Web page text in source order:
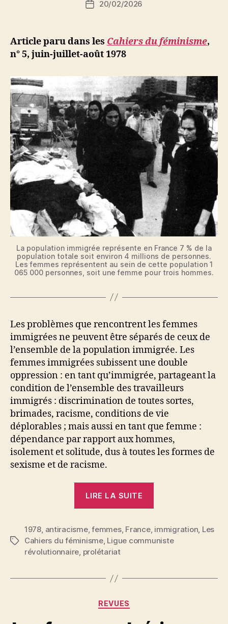
N
ji
Date20/02/2026
Article paru dans les Cahiers du féminisme,
n° 5, juin-juillet-août 1978
La population immigrée représente en France 7 % de la
population totale soit environ 4 millions de personnes.
Les femmes représentent au sein de cette population 1
065 000 personnes, soit une femme pour trois hommes.
Les problèmes que rencontrent les femmes
immigrées ne peuvent être séparés de ceux de
l’ensemble de la population immigrée. Les
femmes immigrées subissent une double
oppression : en tant qu’immigrée, partageant la
condition de l’ensemble des travailleurs
immigrés : discrimination de toutes sortes,
brimades, racisme, conditions de vie
déplorables ; mais aussi en tant que femme :
dépendance par rapport aux hommes,
isolement et solitude, dus à toutes les formes de
sexisme et de racisme.
LIRE LA SUITE
Étiquettes
1978, antiracisme,femmes, France, immigration, Les
Cahiers du féminisme, Ligue communiste
révolutionnaire, prolétariat
Catégories
REVUES